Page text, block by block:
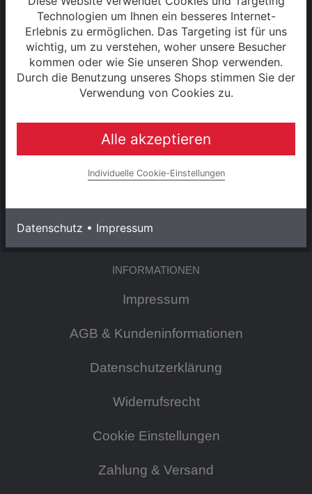
Sa: 09:00 - 13:00 Uhr
S2 - 2025
Kontakt
Warenkorb
INFORMATIONEN
Impressum
AGB & Kundeninformationen
Datenschutzerklärung
Widerrufsrecht
Cookie Einstellungen
Zahlung & Versand
Technologien um Ihnen ein besseres Internet-
Erlebnis zu ermöglichen. Das Targeting ist für uns
wichtig, um zu verstehen, woher unsere Besucher
kommen oder wie Sie unseren Shop verwenden.
Durch die Benutzung unseres Shops stimmen Sie der
Verwendung von Cookies zu.
Alle akzeptieren
Individuelle Cookie-Einstellungen
Datenschutz • Impressum